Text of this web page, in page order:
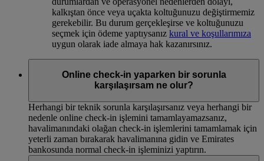
kalkıştan önce veya uçakta koltuğunuzu değiştirmemiz
gerekebilir. Bu durum gerçekleşirse ve koltuğunuzu
seçmek için ödeme yaptıysanız kural ve koşullarımıza
uygun olarak iade almaya hak kazanırsınız.
Online check-in yaparken bir sorunla
karşılaşırsam ne olur?
Herhangi bir teknik sorunla karşılaşırsanız veya herhangi bir
nedenle online check-in işlemini tamamlayamazsanız,
havalimanındaki olağan check-in işlemlerini tamamlamak için
yeterli zaman bırakarak havalimanına gidin ve Emirates
bankosunda normal check-in işleminizi yaptırın.